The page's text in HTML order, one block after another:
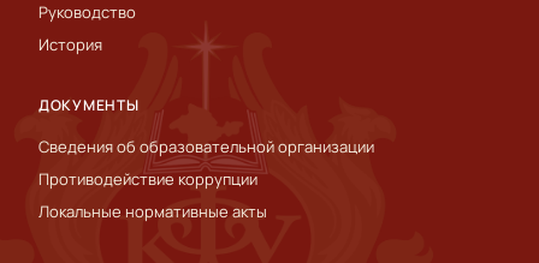
Руководство
История
ДОКУМЕНТЫ
Сведения об образовательной организации
Противодействие коррупции
Локальные нормативные акты